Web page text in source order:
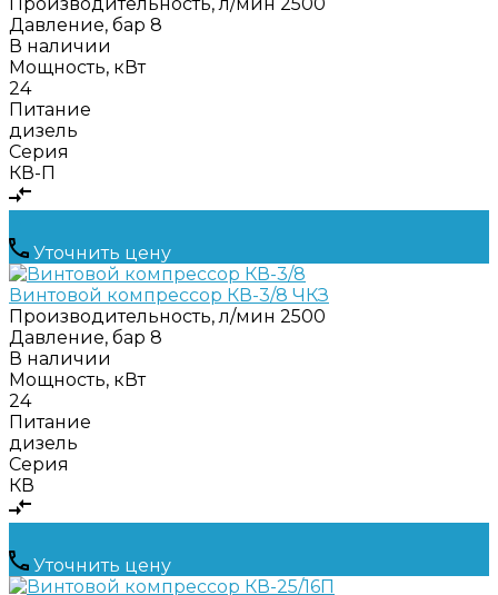
Давление, бар 8
В наличии
Мощность, кВт
24
Питание
дизель
Серия
КВ-П
Уточнить цену
Винтовой компрессор КВ-3/8 ЧКЗ
Производительность, л/мин 2500
Давление, бар 8
В наличии
Мощность, кВт
24
Питание
дизель
Серия
КВ
Уточнить цену